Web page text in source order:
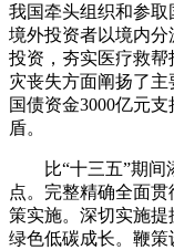
我国牵头组织和参
境外投资者以境内分
投资，夯实医疗救帮
灾丧失方面阐扬了
国债资金3000亿元
盾。
比“十三五”期间
点。完整精确全面
策实施。深切实施
绿色低碳成长。鞭